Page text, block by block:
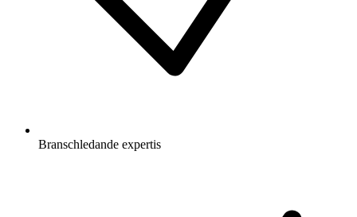
Branschledande expertis